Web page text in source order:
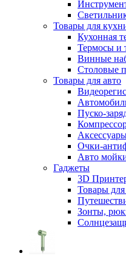
Товары для
Кухонная
Термосы и
Винные
Столовые
Товары для авто
Пуско-
Очки-
Авто
Гаджеты
3D
Товары
Зонты,